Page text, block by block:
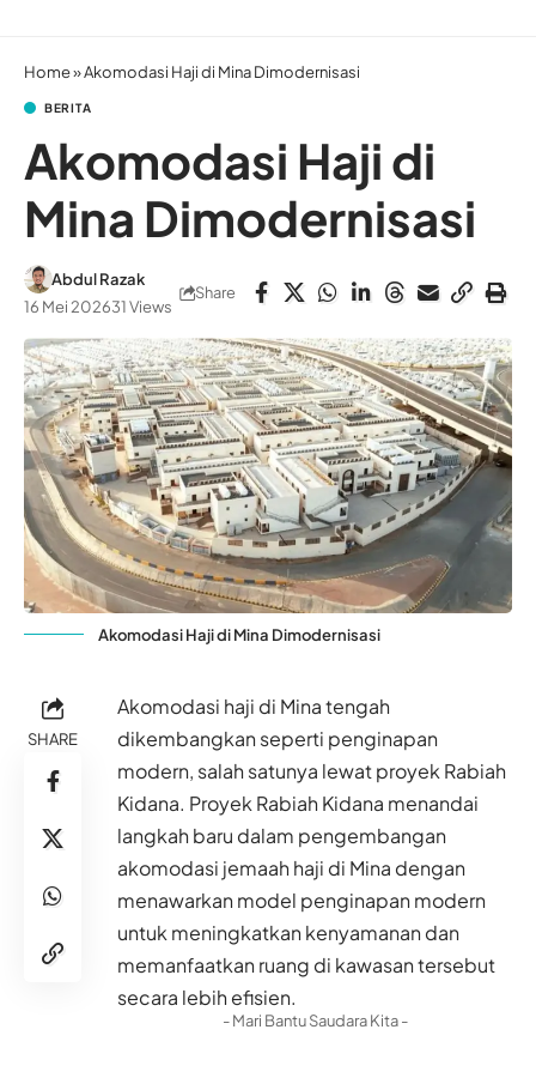
Home»Akomodasi Haji di Mina Dimodernisasi
BERITA
Akomodasi Haji di
Mina Dimodernisasi
Abdul Razak
16 Mei 202631 Views
Share
Akomodasi Haji di Mina Dimodernisasi
SHARE
Akomodasi haji di Mina tengah
dikembangkan seperti penginapan
modern, salah satunya lewat proyek Rabiah
Kidana. Proyek Rabiah Kidana menandai
langkah baru dalam pengembangan
akomodasi jemaah haji di Mina dengan
menawarkan model penginapan modern
untuk meningkatkan kenyamanan dan
memanfaatkan ruang di kawasan tersebut
secara lebih efisien.
- Mari Bantu Saudara Kita -